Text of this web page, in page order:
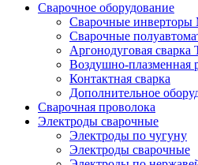
Сварочное оборудование
Сварочные
Сварочные
Аргонодуговая
Воздушно-плазменная
Контактная сварка
Дополнительное
Сварочная проволока
Электроды сварочные
Электроды по чугуну
Электроды сварочные